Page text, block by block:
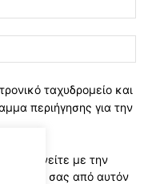
ταχυδρομείο και
περιήγησης για την
συμφωνείτε με την
σας από αυτόν